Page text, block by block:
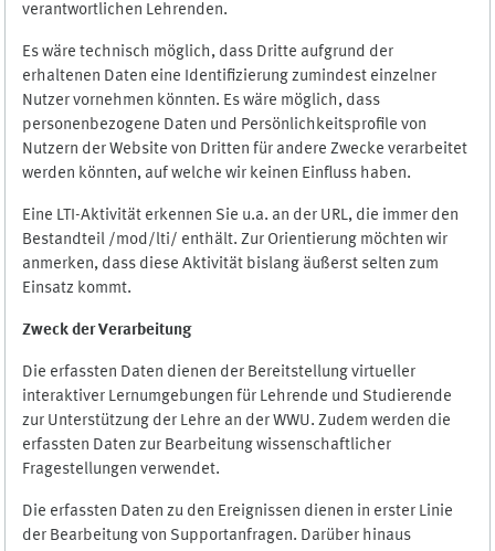
verantwortlichen Lehrenden.
Es wäre technisch möglich, dass Dritte aufgrund der
erhaltenen Daten eine Identifizierung zumindest einzelner
Nutzer vornehmen könnten. Es wäre möglich, dass
personenbezogene Daten und Persönlichkeitsprofile von
Nutzern der Website von Dritten für andere Zwecke verarbeitet
werden könnten, auf welche wir keinen Einfluss haben.
Eine LTI-Aktivität erkennen Sie u.a. an der URL, die immer den
Bestandteil /mod/lti/ enthält. Zur Orientierung möchten wir
anmerken, dass diese Aktivität bislang äußerst selten zum
Einsatz kommt.
Zweck der Verarbeitung
Die erfassten Daten dienen der Bereitstellung virtueller
interaktiver Lernumgebungen für Lehrende und Studierende
zur Unterstützung der Lehre an der WWU. Zudem werden die
erfassten Daten zur Bearbeitung wissenschaftlicher
Fragestellungen verwendet.
Die erfassten Daten zu den Ereignissen dienen in erster Linie
der Bearbeitung von Supportanfragen. Darüber hinaus